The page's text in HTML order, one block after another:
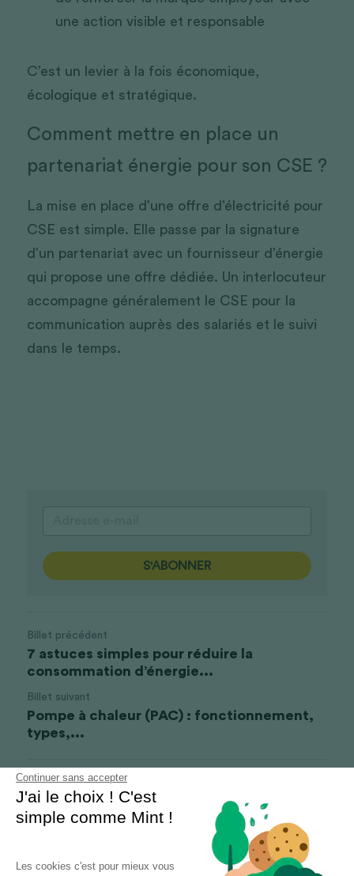
Continuer sans accepter
J'ai le choix ! C'est
simple comme Mint !
Les cookies c'est pour mieux vous
une action visible et responsable
C’est un levier à la fois économique,
écologique et stratégique.
Comment mettre en place un
partenariat énergie pour son CSE ?
La mise en place d’une offre d’électricité pour
CSE est simple. Elle passe par la signature
d’un partenariat avec un fournisseur d’énergie
qui propose une offre dédiée. Un interlocuteur
accompagne généralement le CSE pour la
communication auprès des salariés et le suivi
dans le temps.
S'ABONNER
Billet précédent
7 astuces simples pour réduire la
consommation d’énergie...
Billet suivant
Pompe à chaleur (PAC) : fonctionnement,
types,...
Revenir au site